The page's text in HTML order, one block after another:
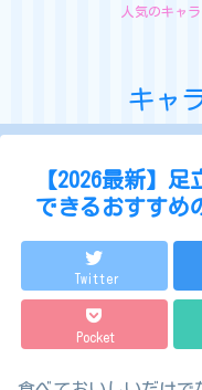
人気のキャ
キャ
【2026最新】
できるおすすめ
Twitter
Pocket